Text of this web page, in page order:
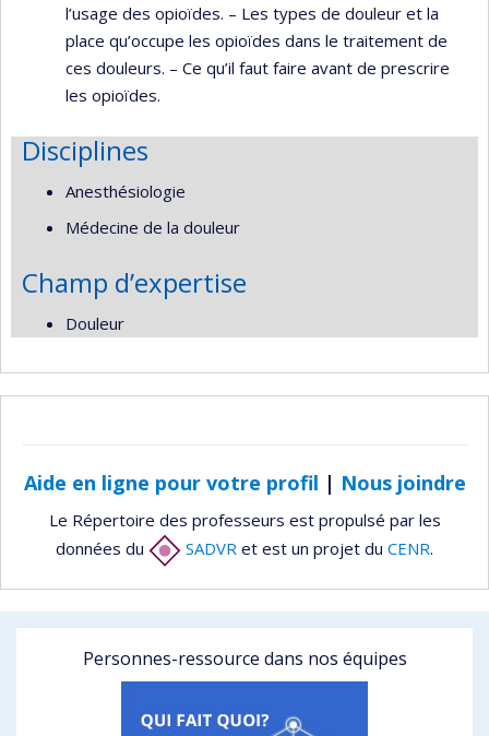
l’usage des opioïdes. – Les types de douleur et la
place qu’occupe les opioïdes dans le traitement de
ces douleurs. – Ce qu’il faut faire avant de prescrire
les opioïdes.
Disciplines
Anesthésiologie
Médecine de la douleur
Champ d’expertise
Douleur
Aide en ligne pour votre profil | Nous joindre
Le Répertoire des professeurs est propulsé par les
données du
SADVR et est un projet du CENR.
Personnes-ressource dans nos équipes